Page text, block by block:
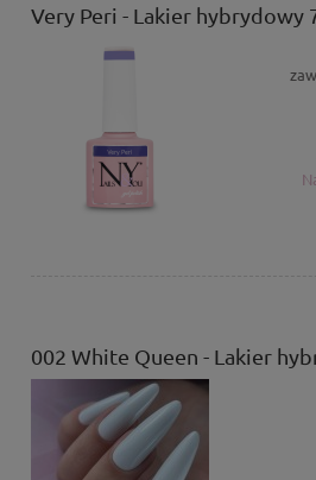
Very Peri - Lakier hybrydowy
002 White Queen - Lakier